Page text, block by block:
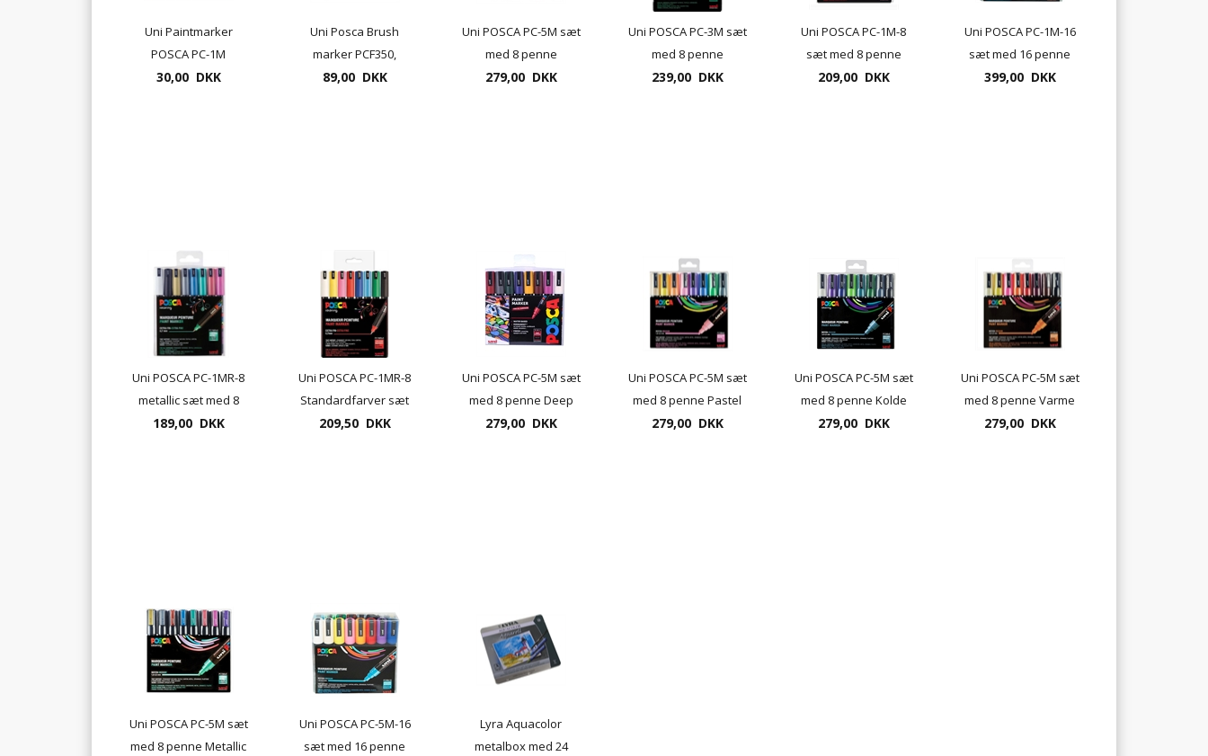
Uni Paintmarker
POSCA PC-1M
tykkelse 0,7-1,3mm
30,00 DKK
Uni Posca Brush
marker PCF350,
penselmarker
89,00 DKK
Uni POSCA PC-5M sæt
med 8 penne
Standard farver
279,00 DKK
Uni POSCA PC-3M sæt
med 8 penne
239,00 DKK
Uni POSCA PC-1M-8
sæt med 8 penne
209,00 DKK
Uni POSCA PC-1M-16
sæt med 16 penne
399,00 DKK
Uni POSCA PC-1MR-8
metallic sæt med 8
penne
189,00 DKK
Uni POSCA PC-1MR-8
Standardfarver sæt
med 8 penne
209,50 DKK
Uni POSCA PC-5M sæt
med 8 penne Deep
Colours
279,00 DKK
Uni POSCA PC-5M sæt
med 8 penne Pastel
farver
279,00 DKK
Uni POSCA PC-5M sæt
med 8 penne Kolde
farver
279,00 DKK
Uni POSCA PC-5M sæt
med 8 penne Varme
farver
279,00 DKK
Uni POSCA PC-5M sæt
med 8 penne Metallic
Uni POSCA PC-5M-16
sæt med 16 penne
Lyra Aquacolor
metalbox med 24